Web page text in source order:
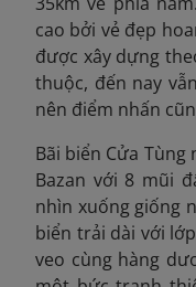
cao bởi vẻ đẹp
được xây dựng
thuộc, đến nay
nên điểm nhấn
Bãi biển Cửa
Bazan với 8 mũi
nhìn xuống giống
biển trải dài với
veo cùng hàng